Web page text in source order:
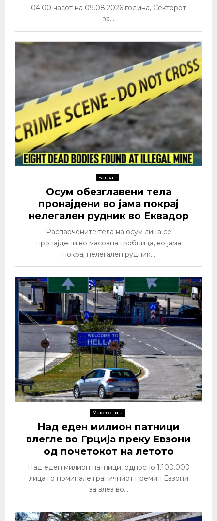
04.00 часот на 09.08.2026 година, Секторот
за...
Балкан
Осум обезглавени тела
пронајдени во јама покрај
нелегален рудник во Еквадор
Распарчените тела на осум лица се
пронајдени во масовна гробница, во јама
покрај нелегален рудник...
Македонија
Над еден милион патници
влегле во Грција преку Евзони
од почетокот на летото
Над еден милион патници, односно 1.100.000
лица го поминале граничниот премин Евзони
за влез во...